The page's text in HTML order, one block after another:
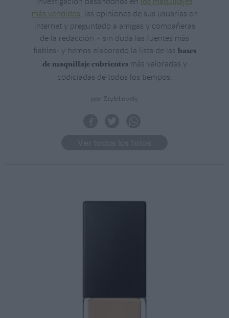
más vendidos, las opiniones de sus usuarias en
internet y preguntado a amigas y compañeras
de la redacción – sin duda las fuentes más
fiables- y hemos elaborado la lista de las bases
de maquillaje cubrientesmás valoradas y
codiciadas de todos los tiempos.
por StyleLovely